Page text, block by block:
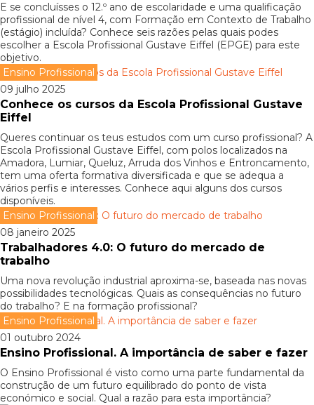
E se concluísses o 12.º ano de escolaridade e uma qualificação
profissional de nível 4, com Formação em Contexto de Trabalho
(estágio) incluída? Conhece seis razões pelas quais podes
escolher a Escola Profissional Gustave Eiffel (EPGE) para este
objetivo.
Ensino Profissional
09 julho 2025
Conhece os cursos da Escola Profissional Gustave
Eiffel
Queres continuar os teus estudos com um curso profissional? A
Escola Profissional Gustave Eiffel, com polos localizados na
Amadora, Lumiar, Queluz, Arruda dos Vinhos e Entroncamento,
tem uma oferta formativa diversificada e que se adequa a
vários perfis e interesses. Conhece aqui alguns dos cursos
disponíveis.
Ensino Profissional
08 janeiro 2025
Trabalhadores 4.0: O futuro do mercado de
trabalho
Uma nova revolução industrial aproxima-se, baseada nas novas
possibilidades tecnológicas. Quais as consequências no futuro
do trabalho? E na formação profissional?
Ensino Profissional
01 outubro 2024
Ensino Profissional. A importância de saber e fazer
O Ensino Profissional é visto como uma parte fundamental da
construção de um futuro equilibrado do ponto de vista
económico e social. Qual a razão para esta importância?